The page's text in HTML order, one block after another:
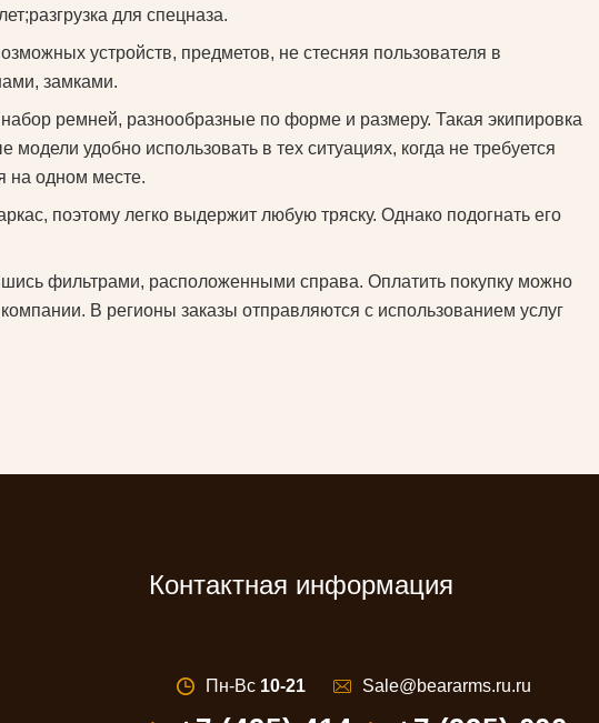
разгрузка для спецназа.
устройств, предметов, не стесняя пользователя в
замками.
ремней, разнообразные по форме и размеру. Такая экипировка
удобно использовать в тех ситуациях, когда не требуется
на одном месте.
поэтому легко выдержит любую тряску. Однако подогнать его
фильтрами, расположенными справа. Оплатить покупку можно
В регионы заказы отправляются с использованием услуг
Контактная информация
Пн-Вс 10-21 Sale@beararms.ru.ru